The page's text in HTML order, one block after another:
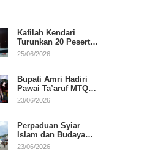
Pendidikan
Kafilah Kendari
Turunkan 20 Peserta
pada Hari Pertama
25/06/2026
Bupati Amri Hadiri
Pawai Ta’aruf MTQ
XXXI Sultra, Beri
23/06/2026
Perpaduan Syiar
Islam dan Budaya
Warnai Pawai Ta’aruf
23/06/2026